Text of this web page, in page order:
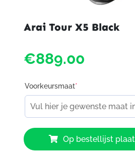
Arai Tour X5 Black
€889.00
Voorkeursmaat*
Arai
Tour
X5
Op bestellijst